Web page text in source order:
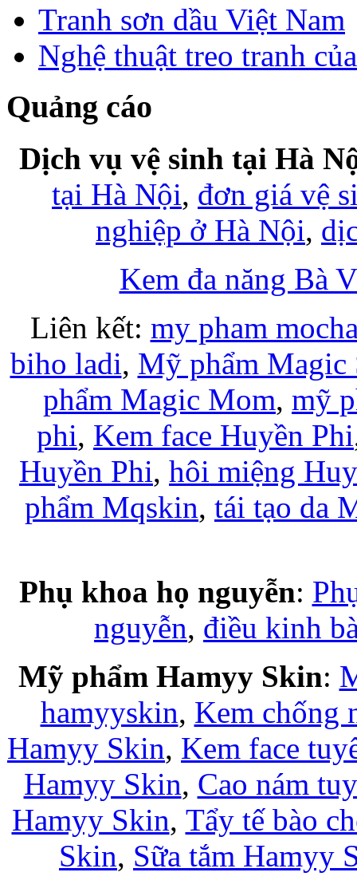
Tranh sơn dầu Việt Nam
Nghệ thuật treo tranh
Quảng cáo
Dịch vụ vệ sinh tại Hà
tại Hà Nội, đơn giá vệ
nghiệp ở Hà Nội,
Kem đa năng Bà
Liên kết: my pham
biho ladi, Mỹ phẩm Magic
phẩm Magic Mom, mỹ
phi, Kem face Huyền Phi
Huyền Phi, hôi miệng
phẩm Mqskin, tái tạo da
Phụ khoa họ nguyễn:
nguyễn, điều kinh
Mỹ phẩm Hamyy Skin:
hamyyskin, Kem chống
Hamyy Skin, Kem face
Hamyy Skin, Cao nám
Hamyy Skin, Tẩy tế bào
Skin, Sữa tắm Hamyy